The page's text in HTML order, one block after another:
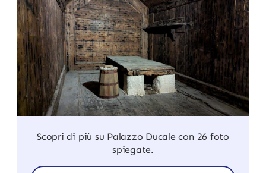
Scopri di più su Palazzo Ducale con 26 foto
spiegate.